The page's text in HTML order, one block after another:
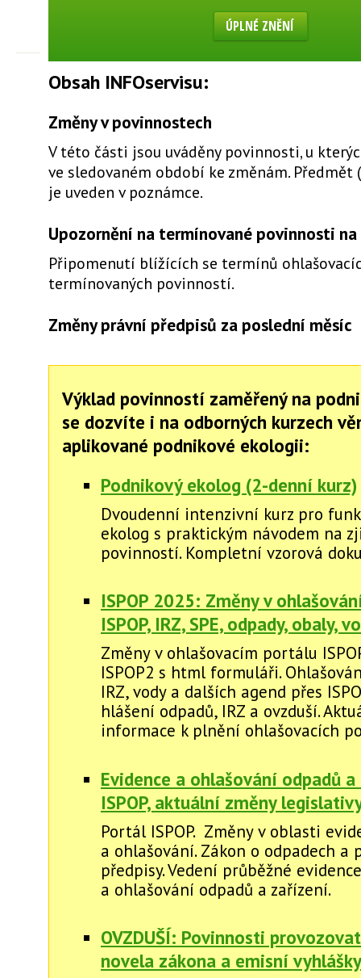
ÚPLNÉ ZNĚNÍ
Obsah INFOservisu:
Změny v povinnostech
V této části jsou uváděny povinnosti, u
ve sledovaném období ke změnám. Předmět
je uveden v poznámce.
Upozornění na termínované povinnosti
Připomenutí blížících se termínů
termínovaných povinností.
Změny právní předpisů za poslední měsíc
Výklad povinností zaměřený na
se dozvíte i na odborných kurzech
aplikované podnikové ekologii:
Podnikový ekolog (2-denní kurz)
Dvoudenní intenzivní kurz pro
ekolog s praktickým návodem na
povinností. Kompletní vzorová
ISPOP 2025: Změny v
ISPOP, IRZ, SPE, odpady, obaly,
Změny v ohlašovacím portálu
ISPOP2 s html formuláři.
IRZ, vody a dalších agend přes
hlášení odpadů, IRZ a ovzduší.
informace k plnění ohlašovacích
Evidence a ohlašování odpadů
ISPOP, aktuální změny
Portál ISPOP. Změny v oblasti
a ohlašování. Zákon o odpadech a
předpisy. Vedení průběžné evidence
a ohlašování odpadů a zařízení.
OVZDUŠÍ: Povinnosti
novela zákona a emisní vyhlášky